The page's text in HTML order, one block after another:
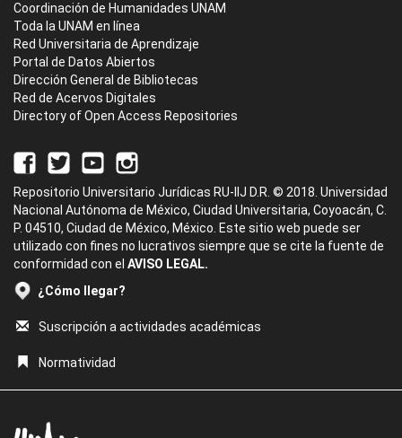
Coordinación de Humanidades UNAM
Toda la UNAM en línea
Red Universitaria de Aprendizaje
Portal de Datos Abiertos
Dirección General de Bibliotecas
Red de Acervos Digitales
Directory of Open Access Repositories
Repositorio Universitario Jurídicas RU-IIJ D.R. © 2018. Universidad
Nacional Autónoma de México, Ciudad Universitaria, Coyoacán, C.
P. 04510, Ciudad de México, México. Este sitio web puede ser
utilizado con fines no lucrativos siempre que se cite la fuente de
conformidad con el AVISO LEGAL.
¿Cómo llegar?
Suscripción a actividades académicas
Normatividad